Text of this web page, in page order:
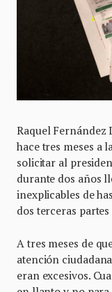
Raquel Fernández
hace tres meses a
solicitar al
durante dos años
inexplicables de
dos terceras
A tres meses de
atención
eran excesivos.